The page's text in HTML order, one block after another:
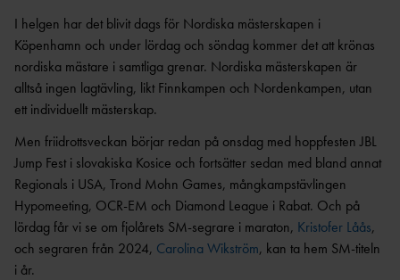
NYHETER FRÅN
RF
2026
ANTIDOPING
AR
MEDICINSK
DISPENS
VISTELSERAPPORTERI
NG
BANMÄTNIN
G
TÄVLINGAR FÖR
BARN
TÄVLINGAR FÖR
UNGDOM
SVENSKA MÄSTERSKAP
SM-TÄVLINGAR OCH
SVENSKA
VÄRLDSREKORD
SVENSKA
VÄRLDSÅRSBÄSTAN
NCAA – AMERIKANSKA
GP-
FINALEN
ATEA
FRIIDROTTSGALAN
I helgen har det blivit dags för Nordiska mästerskapen i
Köpenhamn och under lördag och söndag kommer det att krönas
nordiska mästare i samtliga grenar. Nordiska mästerskapen är
alltså ingen lagtävling, likt Finnkampen och Nordenkampen, utan
ett individuellt mästerskap.
Men friidrottsveckan börjar redan på onsdag med hoppfesten JBL
Jump Fest i slovakiska Kosice och fortsätter sedan med bland annat
Regionals i USA, Trond Mohn Games, mångkampstävlingen
Hypomeeting, OCR-EM och Diamond League i Rabat. Och på
lördag får vi se om fjolårets SM-segrare i maraton, Kristofer Låås,
och segraren från 2024, Carolina Wikström, kan ta hem SM-titeln
i år.